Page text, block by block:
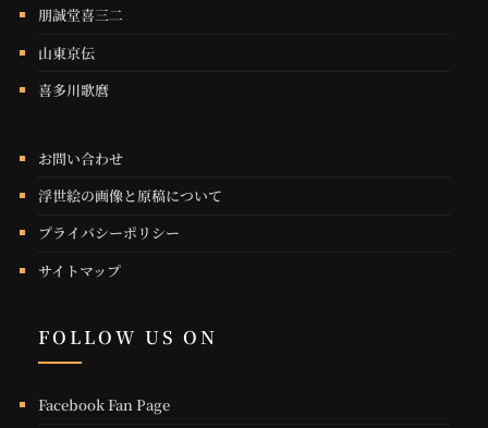
朋誠堂喜三二
山東京伝
喜多川歌麿
お問い合わせ
浮世絵の画像と原稿について
プライバシーポリシー
サイトマップ
FOLLOW US ON
Facebook Fan Page